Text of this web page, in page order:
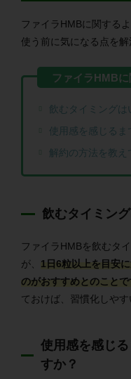
ファイラHMBに関する
使う前に気になる点を解
飲むタイミングは
使用感を感じるま
解約の方法を教え
飲むタイミン
ファイラHMBを飲むタ
が、 1日6粒以上を目安
のがおすすめとのことで
ておけば、習慣化しやす
使用感を感じ
すか？